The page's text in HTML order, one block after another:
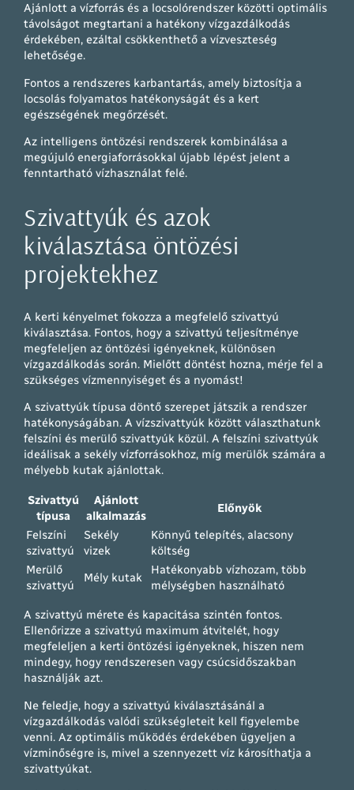
Ajánlott a vízforrás és a locsolórendszer közötti optimális
távolságot megtartani a hatékony vízgazdálkodás
érdekében, ezáltal csökkenthető a vízveszteség
lehetősége.
Fontos a rendszeres karbantartás, amely biztosítja a
locsolás folyamatos hatékonyságát és a kert
egészségének megőrzését.
Az intelligens öntözési rendszerek kombinálása a
megújuló energiaforrásokkal újabb lépést jelent a
fenntartható vízhasználat felé.
Szivattyúk és azok
kiválasztása öntözési
projektekhez
A kerti kényelmet fokozza a megfelelő szivattyú
kiválasztása. Fontos, hogy a szivattyú teljesítménye
megfeleljen az öntözési igényeknek, különösen
vízgazdálkodás során. Mielőtt döntést hozna, mérje fel a
szükséges vízmennyiséget és a nyomást!
A szivattyúk típusa döntő szerepet játszik a rendszer
hatékonyságában. A vízszivattyúk között választhatunk
felszíni és merülő szivattyúk közül. A felszíni szivattyúk
ideálisak a sekély vízforrásokhoz, míg merülők számára a
mélyebb kutak ajánlottak.
Szivattyú
típusa
Ajánlott
alkalmazás
Előnyök
Felszíni
szivattyú
Sekély
vizek
Könnyű telepítés, alacsony
költség
Merülő
szivattyú
Mély kutak
Hatékonyabb vízhozam, több
mélységben használható
A szivattyú mérete és kapacitása szintén fontos.
Ellenőrizze a szivattyú maximum átvitelét, hogy
megfeleljen a kerti öntözési igényeknek, hiszen nem
mindegy, hogy rendszeresen vagy csúcsidőszakban
használják azt.
Ne feledje, hogy a szivattyú kiválasztásánál a
vízgazdálkodás valódi szükségleteit kell figyelembe
venni. Az optimális működés érdekében ügyeljen a
vízminőségre is, mivel a szennyezett víz károsíthatja a
szivattyúkat.